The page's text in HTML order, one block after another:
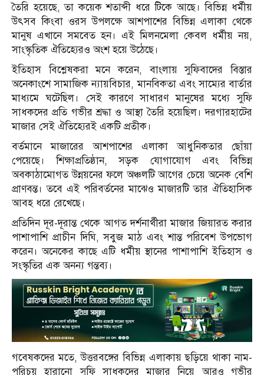
তৈরি হয়েছে, তা কয়েক শতাব্দী ধরে টিকে আছে। বিভিন্ন ধর্মীয়
উৎসব কিংবা ওরস উপলক্ষে আশপাশের বিভিন্ন এলাকা থেকে
মানুষ এখানে সমবেত হন। এই মিলনমেলা কেবল ধর্মীয় নয়,
সাংস্কৃতিক ঐতিহ্যেরও অংশ হয়ে উঠেছে।
ইতিহাস বিশ্লেষকরা মনে করেন, বাংলায় সুফিবাদের বিস্তার
অনেকাংশে সামাজিক ন্যায়বিচার, মানবিকতা এবং সাম্যের বার্তার
মাধ্যমে ঘটেছিল। সেই কারণে সাধারণ মানুষের মধ্যে সুফি
সাধকদের প্রতি গভীর শ্রদ্ধা ও আস্থা তৈরি হয়েছিল। দরগারহাটের
মাজার সেই ঐতিহ্যেরই একটি প্রতীক।
বর্তমানে মাজারের আশপাশের এলাকা আধুনিকতার ছোঁয়া
পেয়েছে। শিক্ষাপ্রতিষ্ঠান, সড়ক যোগাযোগ এবং বিভিন্ন
অবকাঠামোগত উন্নয়নের ফলে অঞ্চলটি আগের চেয়ে অনেক বেশি
প্রাণবন্ত। তবে এই পরিবর্তনের মাঝেও মাজারটি তার ঐতিহাসিক
আবহ ধরে রেখেছে।
প্রতিদিন দূর-দূরান্ত থেকে আগত দর্শনার্থীরা মাজার জিয়ারত করার
পাশাপাশি প্রাচীন দিঘি, সবুজ মাঠ এবং শান্ত পরিবেশ উপভোগ
করেন। অনেকের কাছে এটি ধর্মীয় স্থানের পাশাপাশি ইতিহাস ও
সংস্কৃতির এক অনন্য গন্তব্য।
গবেষকদের মতে, উত্তরবঙ্গের বিভিন্ন এলাকায় ছড়িয়ে থাকা নাম-
পরিচয় হারানো সুফি সাধকদের মাজার নিয়ে আরও গভীর